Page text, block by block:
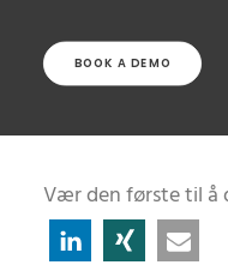
BOOK A DEMO
Vær den første til å